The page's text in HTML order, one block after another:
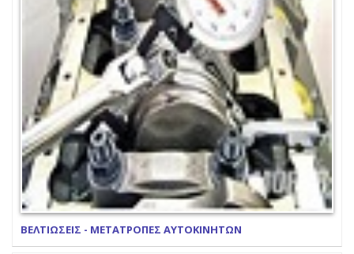
ΒΕΛΤΙΩΣΕΙΣ - ΜΕΤΑΤΡΟΠΕΣ ΑΥΤΟΚΙΝΗΤΩΝ